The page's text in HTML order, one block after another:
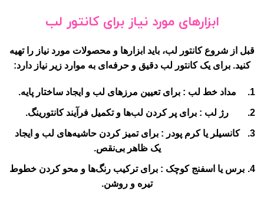
ابزارهای مورد نیاز برای کانتور لب
قبل از شروع کانتور لب، باید ابزارها و محصولات مورد نیاز را تهیه
کنید. برای یک کانتور لب دقیق و حرفه‌ای به موارد زیر نیاز دارد:
مداد خط لب : برای تعیین مرزهای لب و ایجاد ساختار پایه.
رژ لب : برای پر کردن لب‌ها و تکمیل فرآیند کانتورینگ.
کانسیلر یا کرم پودر : برای تمیز کردن حاشیه‌های لب و ایجاد
یک ظاهر بی‌نقص.
برس یا اسفنج کوچک : برای ترکیب رنگ‌ها و محو کردن خطوط
تیره و روشن.